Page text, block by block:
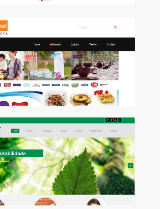
ERP Winthor, consultoria ITIL, ferramentas e
rotinas personalizadas.
Conheça
GOIÁS ATACADO
em Processos do ERP Winthor.
Conheça